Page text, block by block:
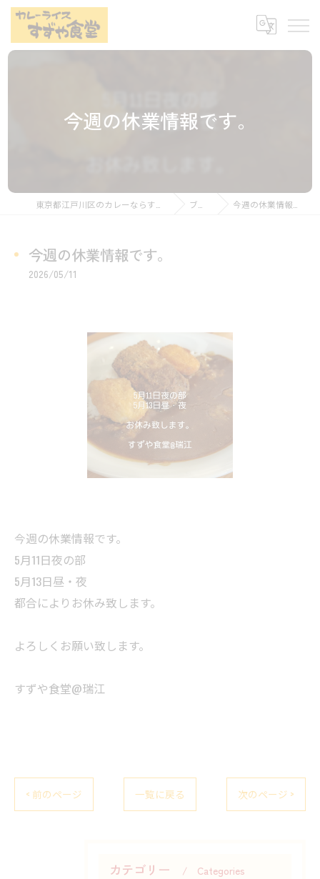
今週の休業情報です。
ブログ 今週の休業情報です。
今週の休業情報です。
2026/05/11
今週の休業情報です。
5月11日夜の部
5月13日昼・夜
都合によりお休み致します。
よろしくお願い致します。
すずや食堂@瑞江
< 前のページ 一覧に戻る 次のページ >
カテゴリー Categories